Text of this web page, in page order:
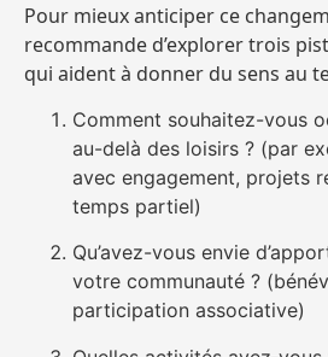
Pour mieux anticiper ce
recommande d’explorer trois
qui aident à donner du sens au
Comment souhaitez-vous
au-delà des loisirs ? (par
avec engagement, projets
temps partiel)
Qu’avez-vous envie
votre communauté ?
participation associative)